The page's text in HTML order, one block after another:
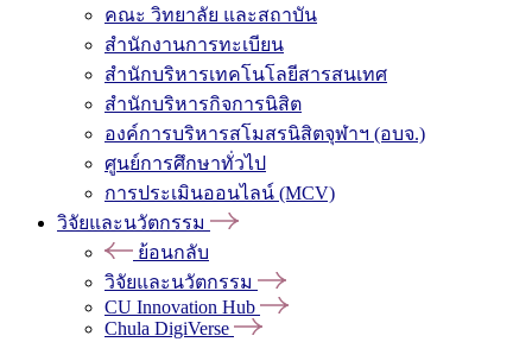
คณะ วิทยาลัย และสถาบัน
สำนักงานการทะเบียน
สำนักบริหารเทคโนโลยีสารสนเทศ
สำนักบริหารกิจการนิสิต
องค์การบริหารสโมสรนิสิตจุฬาฯ (อบจ.)
ศูนย์การศึกษาทั่วไป
การประเมินออนไลน์ (MCV)
วิจัยและนวัตกรรม
ย้อนกลับ
วิจัยและนวัตกรรม
CU Innovation Hub
Chula DigiVerse